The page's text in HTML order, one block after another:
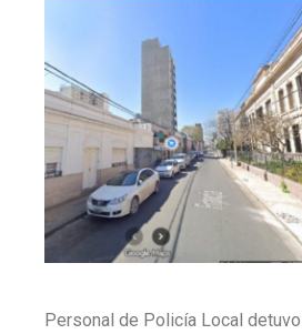
Personal de Policía Local